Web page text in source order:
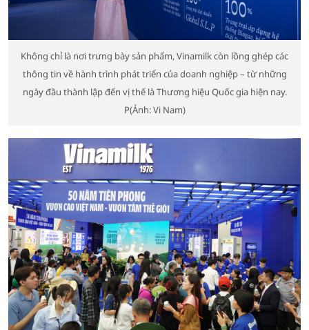
Không chỉ là nơi trưng bày sản phẩm, Vinamilk còn lồng ghép các
thông tin về hành trình phát triển của doanh nghiệp – từ những
ngày đầu thành lập đến vị thế là Thương hiệu Quốc gia hiện nay.
P(Ảnh: Vi Nam)